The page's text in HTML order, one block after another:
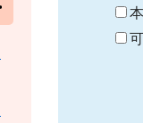
ま
り